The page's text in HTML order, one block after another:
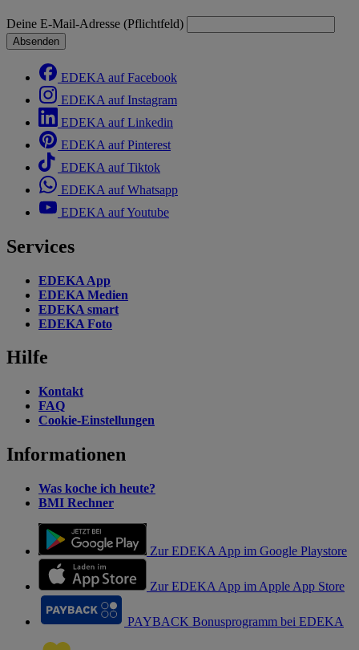
Deine E-Mail-Adresse (Pflichtfeld)
Absenden
EDEKA auf Facebook
EDEKA auf Instagram
EDEKA auf Linkedin
EDEKA auf Pinterest
EDEKA auf Tiktok
EDEKA auf Whatsapp
EDEKA auf Youtube
Services
EDEKA App
EDEKA Medien
EDEKA smart
EDEKA Foto
Hilfe
Kontakt
FAQ
Cookie-Einstellungen
Informationen
Was koche ich heute?
BMI Rechner
Zur EDEKA App im Google Playstore
Zur EDEKA App im Apple App Store
PAYBACK Bonusprogramm bei EDEKA